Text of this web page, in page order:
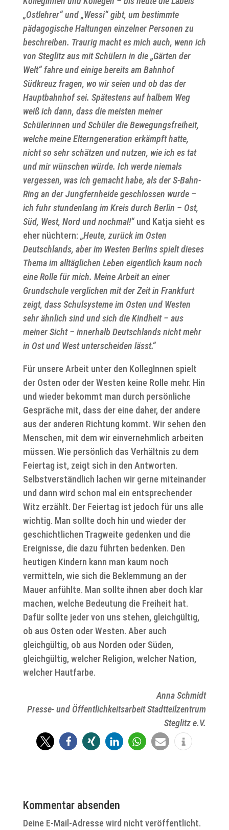
„Ostlehrer“ und „Wessi“ gibt, um bestimmte
pädagogische Haltungen einzelner Personen zu
beschreiben. Traurig macht es mich auch, wenn ich
von Steglitz aus mit Schülern in die „Gärten der
Welt“ fahre und einige bereits am Bahnhof
Südkreuz fragen, wo wir seien und ob das der
Hauptbahnhof sei. Spätestens auf halbem Weg
weiß ich dann, dass die meisten meiner
Schülerinnen und Schüler die Bewegungsfreiheit,
welche meine Elterngeneration erkämpft hatte,
nicht so sehr schätzen und nutzen, wie ich es tat
und mir wünschen würde. Ich werde niemals
vergessen, was ich gemacht habe, als der S-Bahn-
Ring an der Jungfernheide geschlossen wurde –
ich fuhr stundenlang im Kreis durch Berlin – Ost,
Süd, West, Nord und nochmal!“und Katja sieht es
eher nüchtern: „Heute, zurück im Osten
Deutschlands, aber im Westen Berlins spielt dieses
Thema im alltäglichen Leben eigentlich kaum noch
eine Rolle für mich. Meine Arbeit an einer
Grundschule verglichen mit der Zeit in Frankfurt
zeigt, dass Schulsysteme im Osten und Westen
sehr ähnlich sind und sich die Kindheit – aus
meiner Sicht – innerhalb Deutschlands nicht mehr
in Ost und West unterscheiden lässt.“
Für unsere Arbeit unter den KollegInnen spielt
der Osten oder der Westen keine Rolle mehr. Hin
und wieder bekommt man durch persönliche
Gespräche mit, dass der eine daher, der andere
aus der anderen Richtung kommt. Wir sehen den
Menschen, mit dem wir einvernehmlich arbeiten
müssen. Wie persönlich das Verhältnis zu dem
Feiertag ist, zeigt sich in den Antworten.
Selbstverständlich lachen wir gerne miteinander
und dann wird schon mal ein entsprechender
Witz erzählt. Der Feiertag ist jedoch für uns alle
wichtig. Man sollte doch hin und wieder der
geschichtlichen Tragweite gedenken und die
Ereignisse, die dazu führten bedenken. Den
heutigen Kindern kann man kaum noch
vermitteln, wie sich die Beklemmung an der
Mauer anfühlte. Man sollte ihnen aber doch klar
machen, welche Bedeutung die Freiheit hat.
Dafür sollte jeder von uns stehen, gleichgültig,
ob aus Osten oder Westen. Aber auch
gleichgültig, ob aus Norden oder Süden,
gleichgültig, welcher Religion, welcher Nation,
welcher Hautfarbe.
Anna Schmidt
Presse- und Öffentlichkeitsarbeit Stadtteilzentrum
Steglitz e.V.
Kommentar absenden
Deine E-Mail-Adresse wird nicht veröffentlicht.